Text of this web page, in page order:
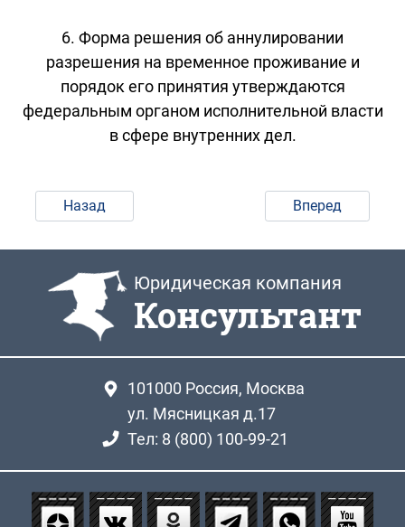
6. Форма решения об аннулировании
разрешения на временное проживание и
порядок его принятия утверждаются
федеральным органом исполнительной власти
в сфере внутренних дел.
Назад Вперед
Юридическая компания
Консультант
101000 Россия, Москва
ул. Мясницкая д.17
Тел: 8 (800) 100-99-21